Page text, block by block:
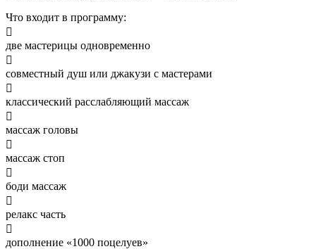
Что входит в программу:

две мастерицы одновременно

совместный душ или джакузи с мастерами

классический расслабляющий массаж

массаж головы

массаж стоп

боди массаж

релакс часть

дополнение «1000 поцелуев»